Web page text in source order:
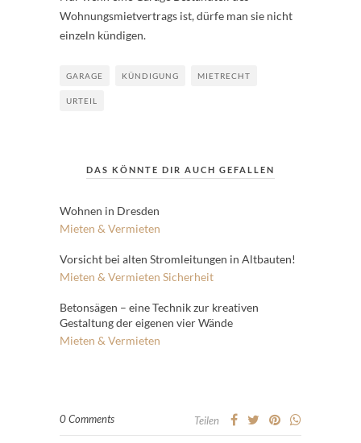
Wohnungsmietvertrags ist, dürfe man sie nicht
einzeln kündigen.
GARAGE KÜNDIGUNG MIETRECHT
URTEIL
DAS KÖNNTE DIR AUCH GEFALLEN
Wohnen in Dresden
Mieten & Vermieten
Vorsicht bei alten Stromleitungen in Altbauten!
Mieten & Vermieten Sicherheit
Betonsägen – eine Technik zur kreativen
Gestaltung der eigenen vier Wände
Mieten & Vermieten
0 Comments Teilen